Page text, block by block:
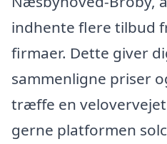
indhente flere tilbud
firmaer. Dette giver
sammenligne priser
træffe en
gerne platformen